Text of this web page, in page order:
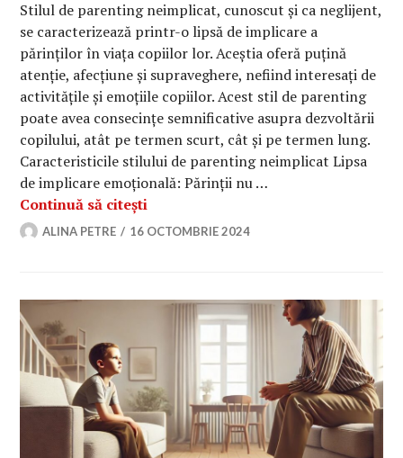
Stilul de parenting neimplicat, cunoscut și ca neglijent,
se caracterizează printr-o lipsă de implicare a
părinților în viața copiilor lor. Aceștia oferă puțină
atenție, afecțiune și supraveghere, nefiind interesați de
activitățile și emoțiile copiilor. Acest stil de parenting
poate avea consecințe semnificative asupra dezvoltării
copilului, atât pe termen scurt, cât și pe termen lung.
Caracteristicile stilului de parenting neimplicat Lipsa
de implicare emoțională: Părinții nu …
Continuă să citești
ALINA PETRE 16 OCTOMBRIE 2024